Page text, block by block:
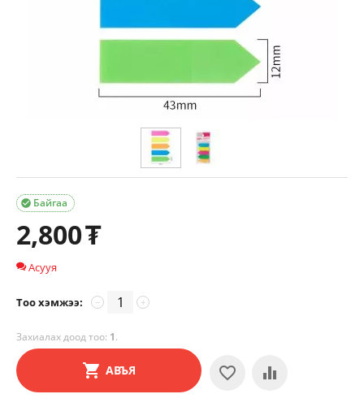
Байгаа

2,800₮
Асууя
Тоо хэмжээ: +
−
Захиалах доод тоо: 1.
АВЪЯ